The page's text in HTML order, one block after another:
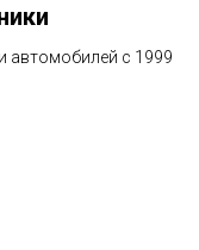
автомобилей с 1999